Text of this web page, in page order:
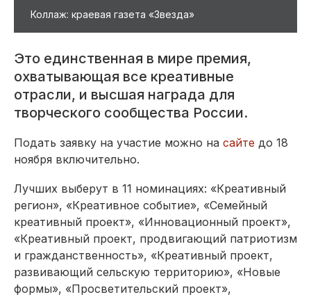
Коллаж: краевая газета «Звезда»
Это единственная в мире премия,
охватывающая все креативные
отрасли, и высшая награда для
творческого сообщества России.
Подать заявку на участие можно на сайте до 18
ноября включительно.
Лучших выберут в 11 номинациях: «Креативный
регион», «Креативное событие», «Семейный
креативный проект», «Инновационный проект»,
«Креативный проект, продвигающий патриотизм
и гражданственность», «Креативный проект,
развивающий сельскую территорию», «Новые
формы», «Просветительский проект»,